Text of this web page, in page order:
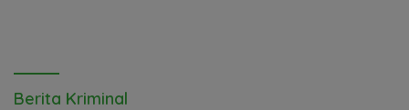
Berita Kriminal